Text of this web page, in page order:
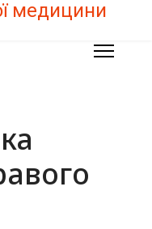
медицини